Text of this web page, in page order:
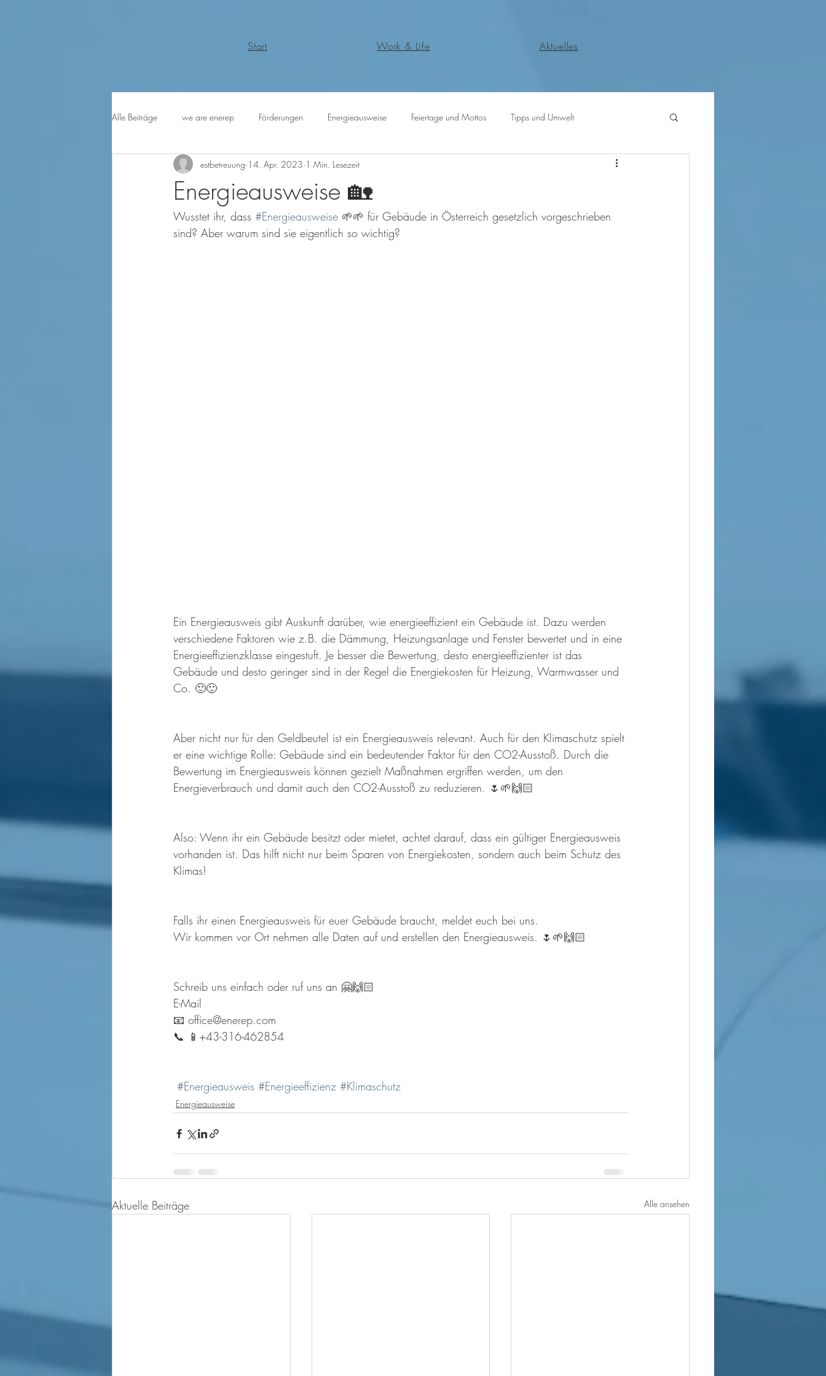
Start Work & Life Aktuelles
Alle Beiträge we are enerep Förderungen Energieausweise Feiertage und Mottos Tipps und Umwelt
Energieausweise 🏡
estbetreuung 14. Apr. 2023 1 Min. Lesezeit
Wusstet ihr, dass #Energieausweise 🌱🌱 für Gebäude in Österreich gesetzlich vorgeschrieben
sind? Aber warum sind sie eigentlich so wichtig?
Ein Energieausweis gibt Auskunft darüber, wie energieeffizient ein Gebäude ist. Dazu werden
verschiedene Faktoren wie z.B. die Dämmung, Heizungsanlage und Fenster bewertet und in eine
Energieeffizienzklasse eingestuft. Je besser die Bewertung, desto energieeffizienter ist das
Gebäude und desto geringer sind in der Regel die Energiekosten für Heizung, Warmwasser und
Co. 🙂🙂
Aber nicht nur für den Geldbeutel ist ein Energieausweis relevant. Auch für den Klimaschutz spielt
er eine wichtige Rolle: Gebäude sind ein bedeutender Faktor für den CO2-Ausstoß. Durch die
Bewertung im Energieausweis können gezielt Maßnahmen ergriffen werden, um den
Energieverbrauch und damit auch den CO2-Ausstoß zu reduzieren. 🌷🌱🙌🏻
Also: Wenn ihr ein Gebäude besitzt oder mietet, achtet darauf, dass ein gültiger Energieausweis
vorhanden ist. Das hilft nicht nur beim Sparen von Energiekosten, sondern auch beim Schutz des
Klimas!
Falls ihr einen Energieausweis für euer Gebäude braucht, meldet euch bei uns.
Wir kommen vor Ort nehmen alle Daten auf und erstellen den Energieausweis. 🌷🌱🙌🏻
Schreib uns einfach oder ruf uns an 🤗🙌🏻
E-Mail
📧 office@enerep.com
📞 📱+43-316-462854 ⠀
#Energieausweis #Energieeffizienz #Klimaschutz
Energieausweise
Aktuelle Beiträge Alle ansehen